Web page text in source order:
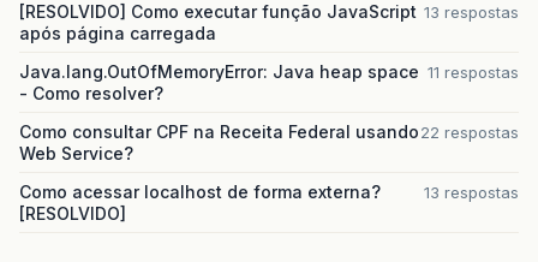
[RESOLVIDO] Como executar função JavaScript
após página carregada
13 respostas
Java.lang.OutOfMemoryError: Java heap space
- Como resolver?
11 respostas
Como consultar CPF na Receita Federal usando
Web Service?
22 respostas
Como acessar localhost de forma externa?
[RESOLVIDO]
13 respostas